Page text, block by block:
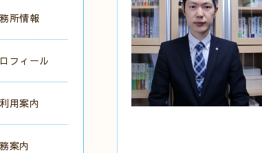
所情報
フィール
用案内
案内